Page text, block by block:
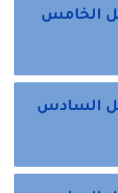
الخامس
السادس